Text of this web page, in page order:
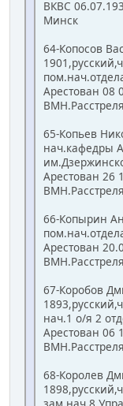
ВКВС
Минск
64-Копосов
Арестован 08
65-Копьев
нач.кафедры
Арестован 26
66-Копырин
Арестован
67-Коробов
нач.1 о/я 2
Арестован 06
68-Королев